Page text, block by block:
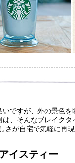
ですが、外の景色
、そんなブレイク
が自宅で気軽に再現
イスティー